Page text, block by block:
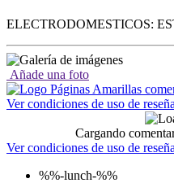
ELECTRODOMESTICOS:
Añade una foto
Ver condiciones de uso de
Cargando
Ver condiciones de uso de
%%-lunch-%%